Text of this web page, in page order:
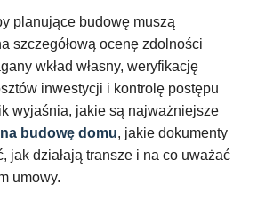
planujące budowę muszą
szczegółową ocenę zdolności
wkład własny, weryfikację
inwestycji i kontrolę postępu
wyjaśnia, jakie są najważniejsze
budowę domu, jakie dokumenty
jak działają transze i na co uważać
umowy.